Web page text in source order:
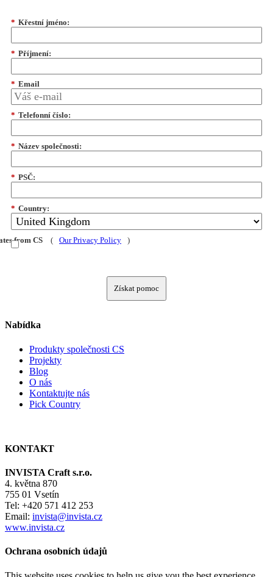
* Křestní jméno:
* Příjmení:
* Email
* Telefonní číslo:
* Název společnosti:
* PSČ:
* Country:
from CS ( Our Privacy Policy )
Získat pomoc
Nabídka
Produkty společnosti CS
Projekty
Blog
O nás
Kontaktujte nás
Pick Country
KONTAKT
INVISTA Craft s.r.o.
4. května 870
755 01 Vsetín
Tel: +420 571 412 253
Email: invista@invista.cz
www.invista.cz
Ochrana osobních údajů